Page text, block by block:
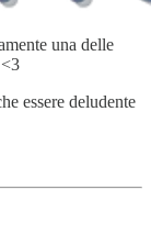
una delle
essere deludente